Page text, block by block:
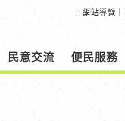
::: 網站導覽
民意交流 便民服務